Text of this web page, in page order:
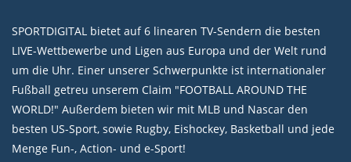
SPORTDIGITAL bietet auf 6 linearen TV-Sendern die besten
LIVE-Wettbewerbe und Ligen aus Europa und der Welt rund
um die Uhr. Einer unserer Schwerpunkte ist internationaler
Fußball getreu unserem Claim "FOOTBALL AROUND THE
WORLD!" Außerdem bieten wir mit MLB und Nascar den
besten US-Sport, sowie Rugby, Eishockey, Basketball und jede
Menge Fun-, Action- und e-Sport!